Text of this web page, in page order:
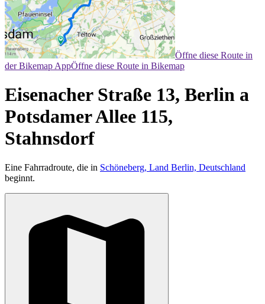
Öffne diese Route in
der Bikemap AppÖffne diese Route in Bikemap
Eisenacher Straße 13, Berlin a
Potsdamer Allee 115,
Stahnsdorf
Eine Fahrradroute, die in Schöneberg, Land Berlin, Deutschland
beginnt.